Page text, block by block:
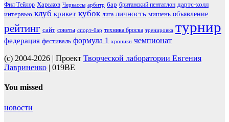
Фил Тейлор Харьков Черкассы арбитр бар британский пентатлон дартс-холл
интервью клуб крикет кубок лига личность мишень объявление
рейтинг сайт советы спорт-бар техника броска тренировка турнир
федерация фестиваль формула 1 хроники чемпионат
(c) 2004-2026 | Проект Творческой лаборатории Евгения
Лавриненко | 019BE
You missed
новости